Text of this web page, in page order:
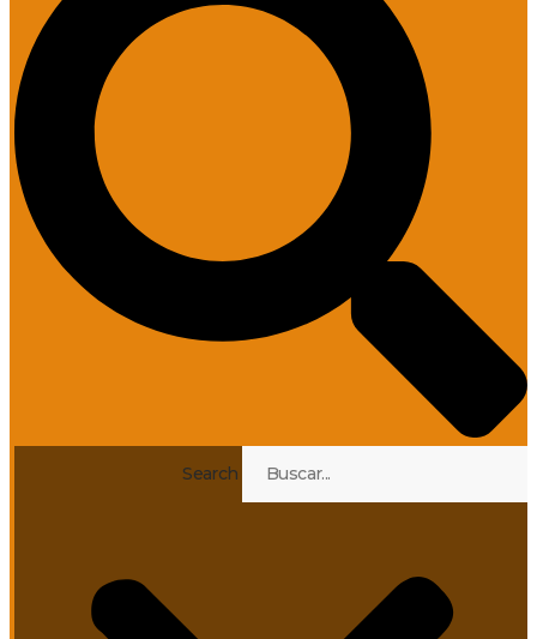
Search